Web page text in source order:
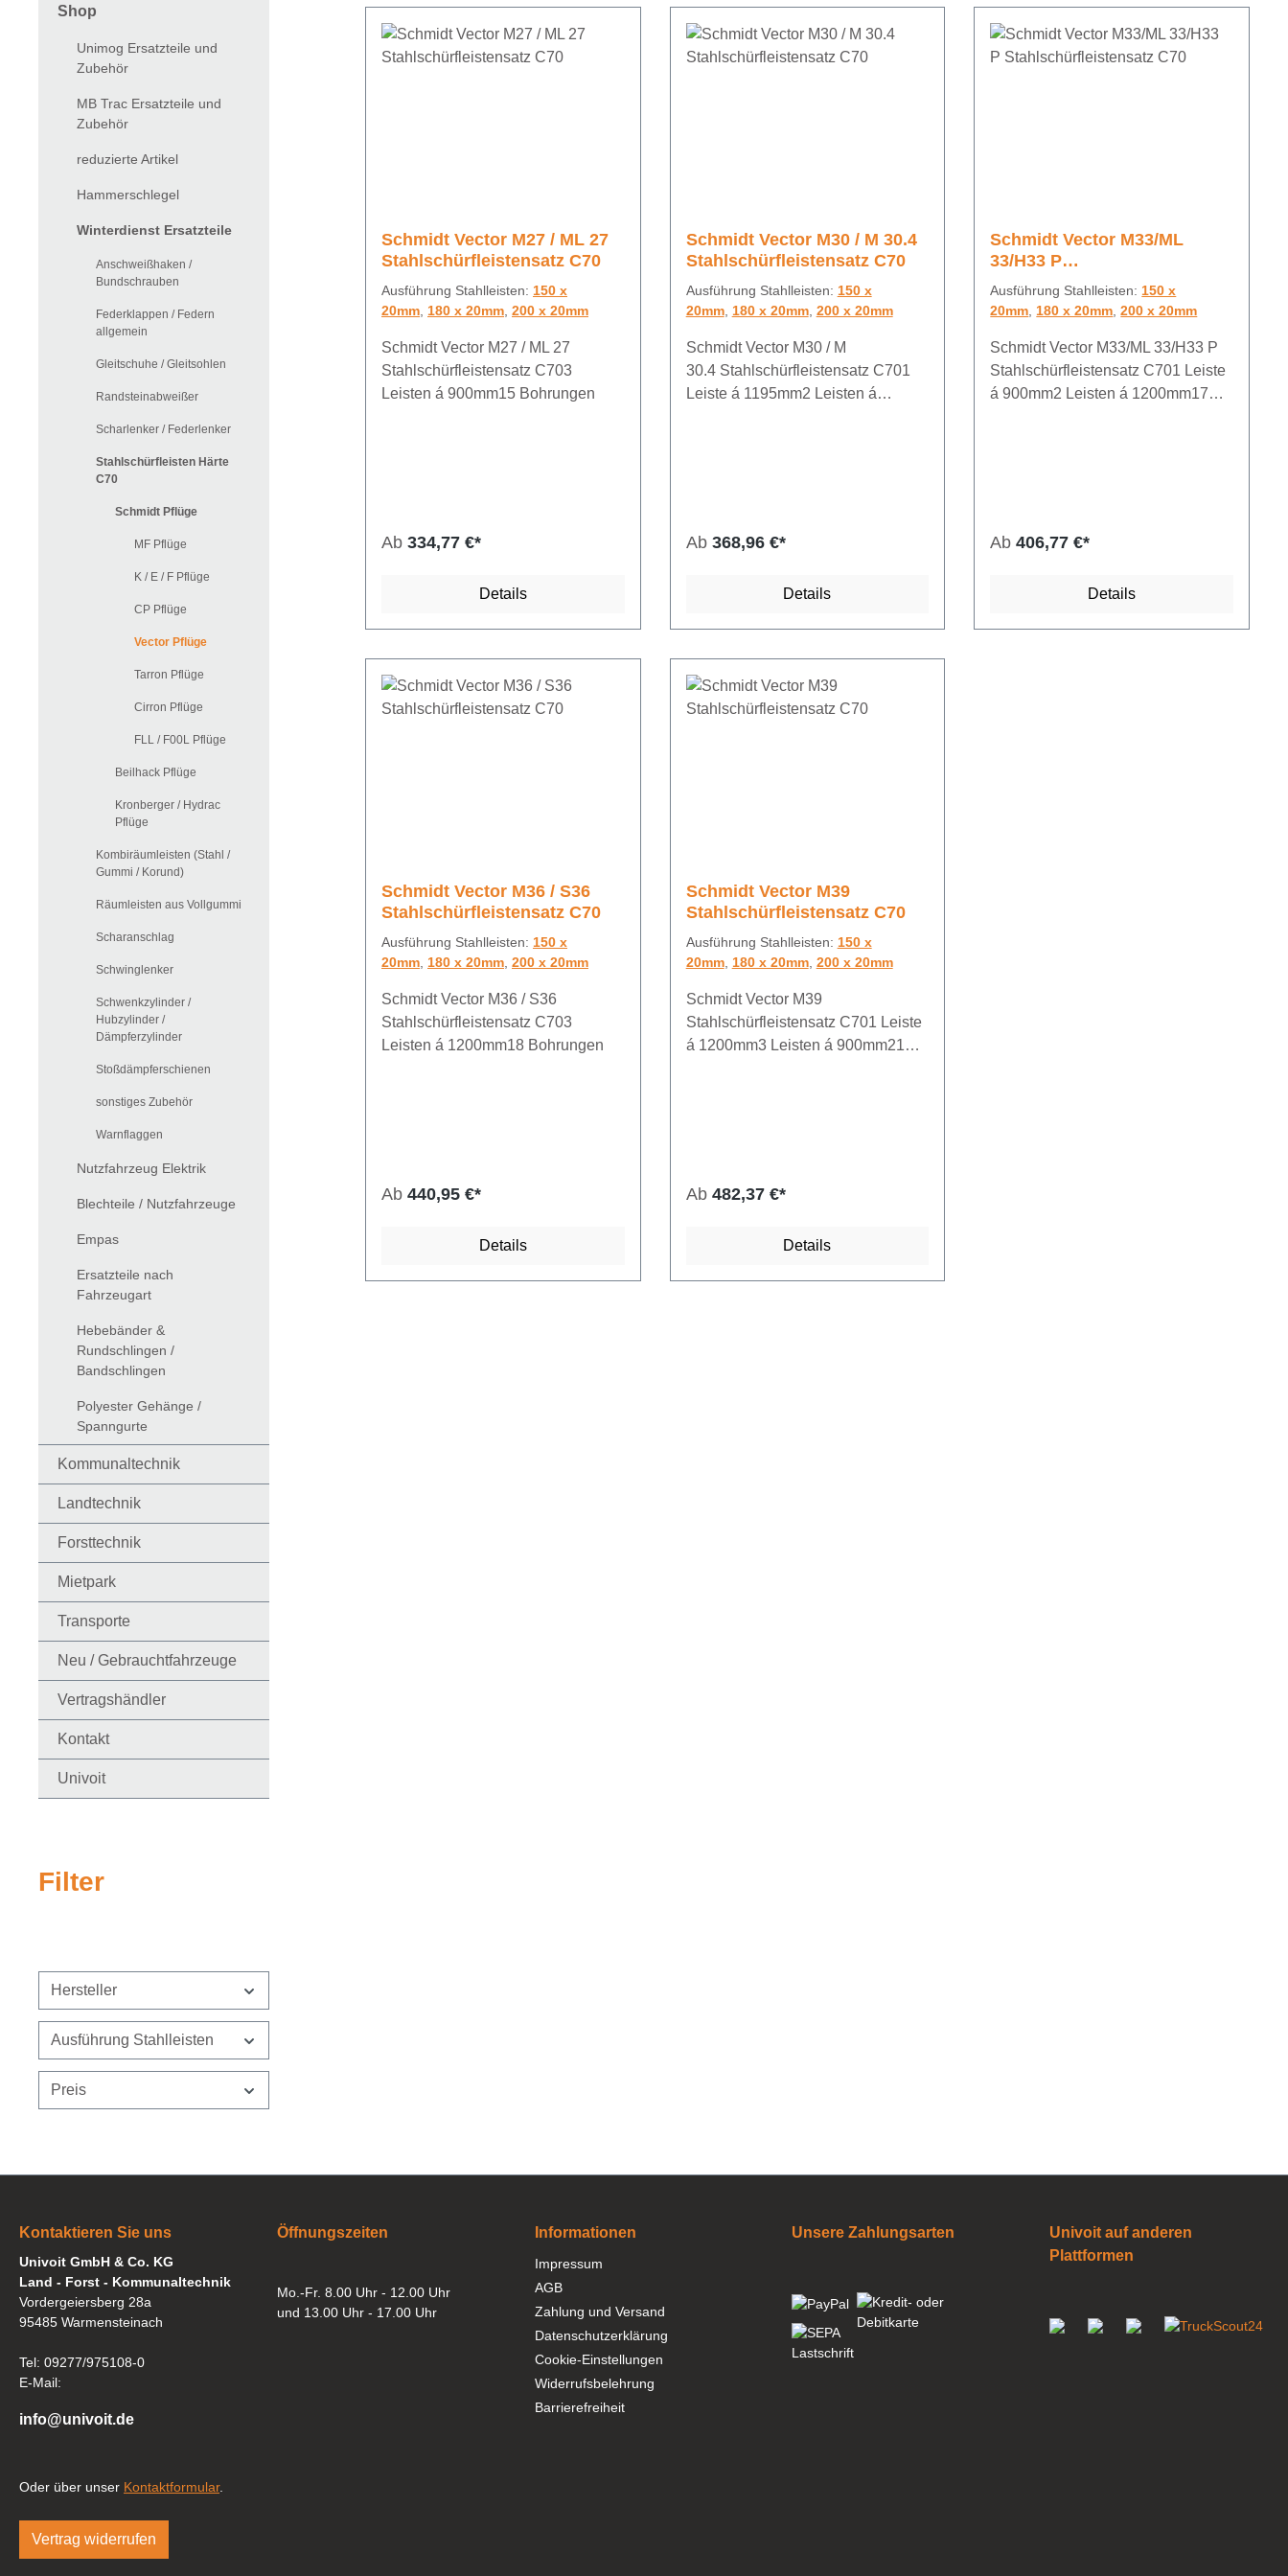
Shop
Unimog Ersatzteile und
Zubehör
MB Trac Ersatzteile und
Zubehör
reduzierte Artikel
Hammerschlegel
Winterdienst Ersatzteile
Anschweißhaken /
Bundschrauben
Federklappen / Federn
allgemein
Gleitschuhe / Gleitsohlen
Randsteinabweißer
Scharlenker / Federlenker
Stahlschürfleisten Härte
C70
Schmidt Pflüge
MF Pflüge
K / E / F Pflüge
CP Pflüge
Vector Pflüge
Tarron Pflüge
Cirron Pflüge
FLL / F00L Pflüge
Beilhack Pflüge
Kronberger / Hydrac
Pflüge
Kombiräumleisten (Stahl /
Gummi / Korund)
Räumleisten aus Vollgummi
Scharanschlag
Schwinglenker
Schwenkzylinder /
Hubzylinder /
Dämpferzylinder
Stoßdämpferschienen
sonstiges Zubehör
Warnflaggen
Nutzfahrzeug Elektrik
Blechteile / Nutzfahrzeuge
Empas
Ersatzteile nach
Fahrzeugart
Hebebänder &
Rundschlingen /
Bandschlingen
Polyester Gehänge /
Spanngurte
Kommunaltechnik
Landtechnik
Forsttechnik
Mietpark
Transporte
Neu / Gebrauchtfahrzeuge
Vertragshändler
Kontakt
Univoit
Filter
Hersteller
Ausführung Stahlleisten
Preis
Schmidt Vector M27 / ML 27
Stahlschürfleistensatz C70
Ausführung Stahlleisten: 150 x
20mm 180 x 20mm 200 x 20mm
Schmidt Vector M27 / ML 27
Stahlschürfleistensatz C703
Leisten á 900mm15 Bohrungen
Ab 334,77 €*
Details
Schmidt Vector M30 / M 30.4
Stahlschürfleistensatz C70
Ausführung Stahlleisten: 150 x
20mm, 180 x 20mm, 200 x 20mm
Schmidt Vector M30 / M
30.4 Stahlschürfleistensatz C701
Leiste á 1195mm2 Leisten á
Ab 368,96 €*
Details
Schmidt Vector M33/ML
33/H33 P
Stahlschürfleistensatz C70
Ausführung Stahlleisten: 150 x
20mm 180 x 20mm ,200 x 20mm
Schmidt Vector M33/ML 33/H33 P
Stahlschürfleistensatz C701 Leiste
á 900mm2 Leisten á 1200mm17
Ab406,77 €*
Details
Schmidt Vector M36 / S36
Stahlschürfleistensatz C70
Ausführung Stahlleisten: 150 x
20mm 180 x 20mm 200 x 20mm
Schmidt Vector M36 / S36
Stahlschürfleistensatz C703
Leisten á 1200mm18 Bohrungen
Ab 440,95 €*
Details
Schmidt Vector M39
Stahlschürfleistensatz C70
Ausführung Stahlleisten: 150 x
20mm, 180 x 20mm, 200 x 20mm
Schmidt Vector M39
Stahlschürfleistensatz C701 Leiste
á 1200mm3 Leisten á 900mm21
Ab 482,37 €*
Details
Kontaktieren Sie uns
Univoit GmbH & Co. KG
Land - Forst - Kommunaltechnik
Vordergeiersberg 28a
95485 Warmensteinach
Tel: 09277/975108-0
E-Mail:
info@univoit.de
Oder über unser Kontaktformular.
Vertrag widerrufen
Öffnungszeiten
Mo.-Fr. 8.00 Uhr - 12.00 Uhr
und 13.00 Uhr - 17.00 Uhr
Informationen
Impressum
AGB
Zahlung und Versand
Datenschutzerklärung
Cookie-Einstellungen
Widerrufsbelehrung
Barrierefreiheit
Unsere Zahlungsarten
Univoit auf anderen
Plattformen